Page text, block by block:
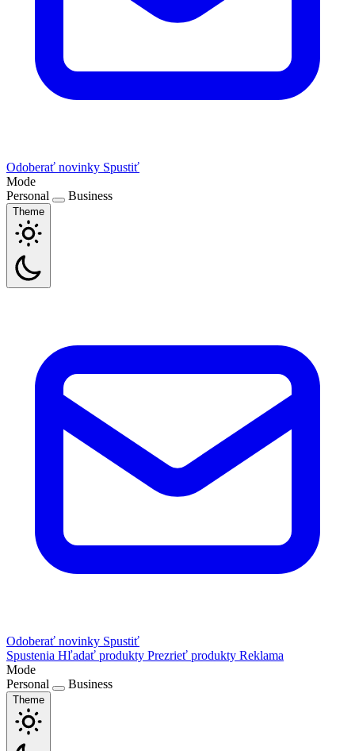
Odoberať novinky Spustiť
Mode
Personal
Business
Theme
Odoberať novinky Spustiť
Spustenia Hľadať produkty Prezrieť produkty Reklama
Mode
Personal
Business
Theme